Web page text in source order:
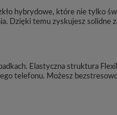
hybrydowe, które nie tylko
Dzięki temu zyskujesz
Elastyczna struktura
telefonu. Możesz